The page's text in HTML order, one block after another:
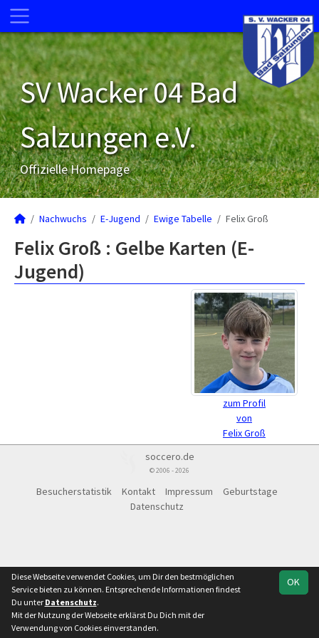
SV Wacker 04 Bad
Salzungen e.V.
Offizielle Homepage
Nachwuchs E-Jugend Ewige Tabelle Felix Groß
Felix Groß : Gelbe Karten (E-
Jugend)
zum Profil
von
Felix Groß
soccero.de
© 2006 - 2026
Besucherstatistik Kontakt Impressum
Geburtstage
Datenschutz
OK
Diese Webseite verwendet Cookies, um Dir den bestmöglichen
Service bieten zu können. Entsprechende Informationen findest
Du unter Datenschutz.
Mit der Nutzung der Webseite erklärst Du Dich mit der
Verwendung von Cookies einverstanden.